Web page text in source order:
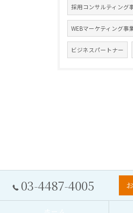
採用コンサルティング
WEBマーケティング事
ビジネスパートナー
03-4487-4005